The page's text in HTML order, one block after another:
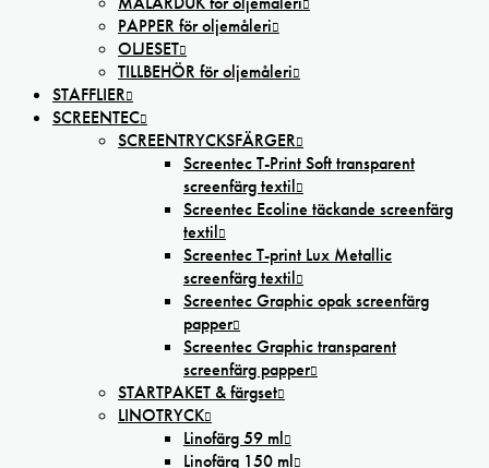
PAPPER för oljemåleri
OLJESET
TILLBEHÖR för oljemåleri
STAFFLIER
SCREENTEC
SCREENTRYCKSFÄRGER
Screentec T-Print Soft transparent
screenfärg textil
Screentec Ecoline täckande screenfärg
textil
Screentec T-print Lux Metallic
screenfärg textil
Screentec Graphic opak screenfärg
papper
Screentec Graphic transparent
screenfärg papper
STARTPAKET & färgset
LINOTRYCK
Linofärg 59 ml
Linofärg 150 ml